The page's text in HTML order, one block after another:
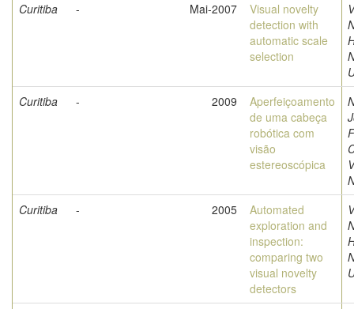
Curitiba - Mai-2007
Visual novelty
detection with
automatic scale
selection
Curitiba
- 2009
Aperfeiçoamento
de uma cabeça
robótica com
visão
estereoscópica
Curitiba
- 2005
Automated
exploration and
inspection:
comparing two
visual novelty
detectors